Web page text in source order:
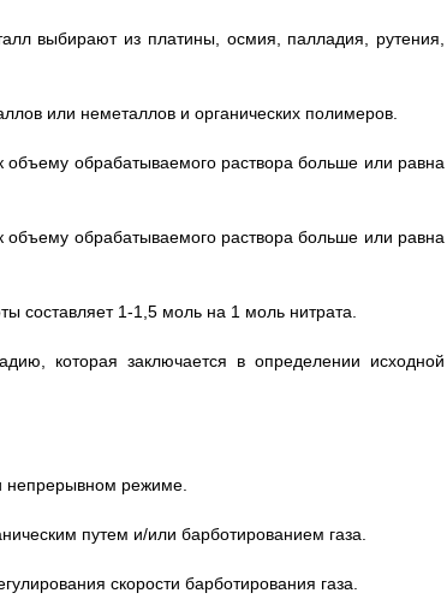
выбирают из платины, осмия, палладия, рутения,
или неметаллов и органических полимеров.
обрабатываемого раствора больше или равна
обрабатываемого раствора больше или равна
составляет 1-1,5 моль на 1 моль нитрата.
которая заключается в определении исходной
непрерывном режиме.
путем и/или барботированием газа.
скорости барботирования газа.